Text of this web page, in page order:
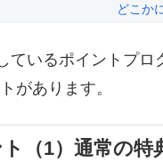
どこか
ているポイントプロ
があります。
（1）通常の特